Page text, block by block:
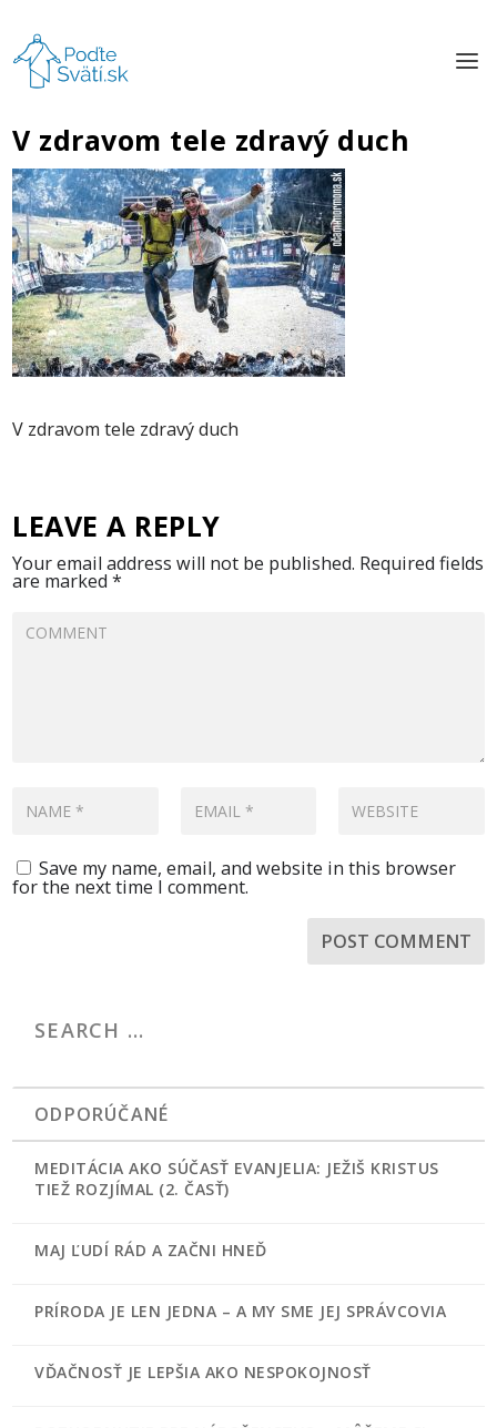
V zdravom tele zdravý duch
V zdravom tele zdravý duch
LEAVE A REPLY
Your email address will not be published. Required fields
are marked*
Save my name, email, and website in this browser
for the next time I comment.
ODPORÚČANÉ
MEDITÁCIA AKO SÚČASŤ EVANJELIA: JEŽIŠ KRISTUS
TIEŽ ROZJÍMAL (2. ČASŤ)
MAJ ĽUDÍ RÁD A ZAČNI HNEĎ
PRÍRODA JE LEN JEDNA – A MY SME JEJ SPRÁVCOVIA
VĎAČNOSŤ JE LEPŠIA AKO NESPOKOJNOSŤ